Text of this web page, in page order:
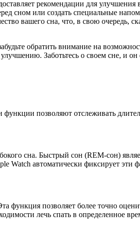
рекомендации для
сном или создать специальные
вашего сна, что, в свою
обратить внимание на
Заботьтесь о своем сне, и
позволяют отслеживать
сна. Быстрый сон (REM-сон)
Watch автоматически фиксирует
функция позволяет более точно
лечь спать в определенное